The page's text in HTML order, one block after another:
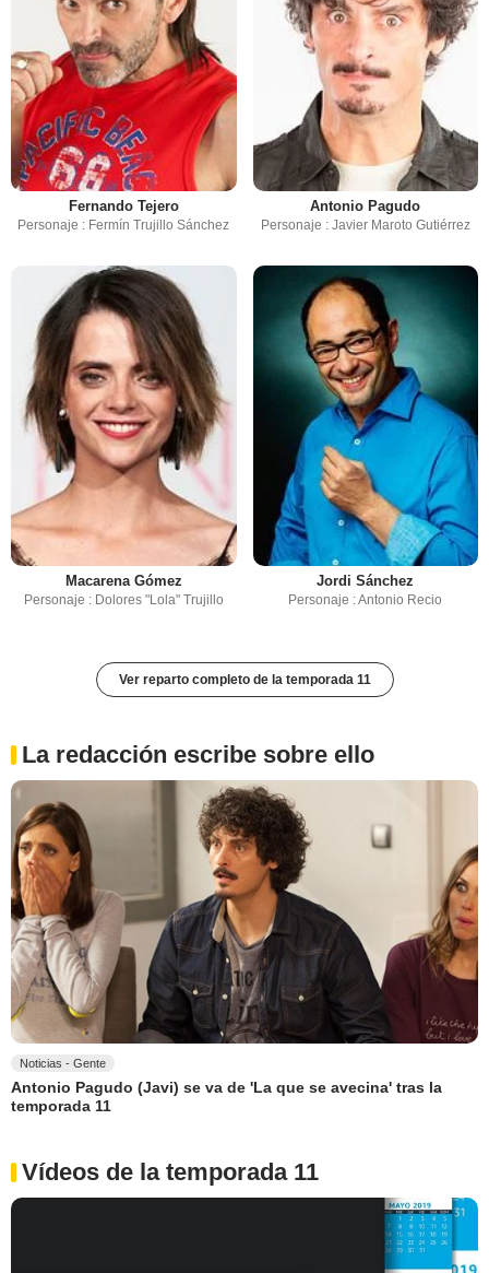
Fernando Tejero
Personaje : Fermín Trujillo Sánchez
Antonio Pagudo
Personaje : Javier Maroto Gutiérrez
Macarena Gómez
Personaje : Dolores "Lola" Trujillo
Jordi Sánchez
Personaje : Antonio Recio
Ver reparto completo de la temporada 11
La redacción escribe sobre ello
Noticias - Gente
Antonio Pagudo (Javi) se va de 'La que se avecina' tras la
temporada 11
Vídeos de la temporada 11